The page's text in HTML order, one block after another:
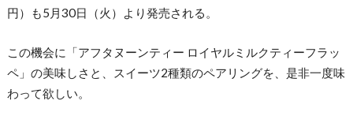
円）も5月30日（火）より発売される。
この機会に「アフタヌーンティー ロイヤルミルクティーフラッ
ペ」の美味しさと、スイーツ2種類のペアリングを、是非一度味
わって欲しい。